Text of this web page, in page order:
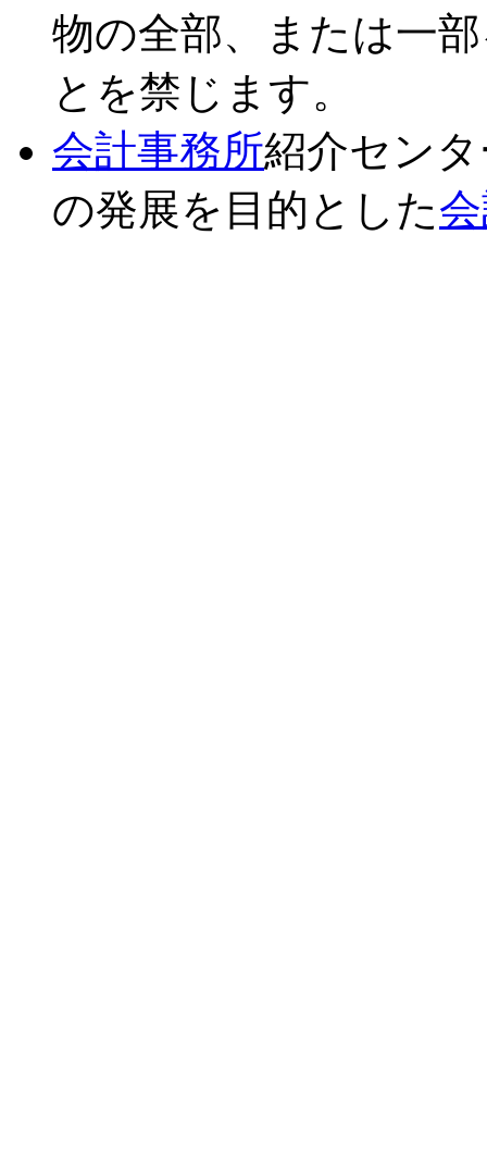
物の全部、または一
とを禁じます。
会計事務所紹介セン
の発展を目的とした